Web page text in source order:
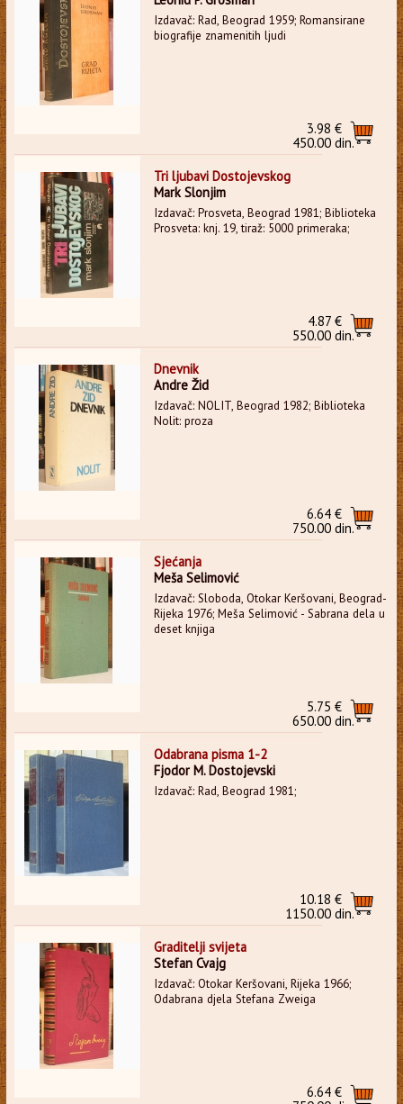
Izdavač: Rad, Beograd 1959; Romansirane
biografije znamenitih ljudi
3.98 €
450.00 din.
Tri ljubavi Dostojevskog
Mark Slonjim
Izdavač: Prosveta, Beograd 1981; Biblioteka
Prosveta: knj. 19, tiraž: 5000 primeraka;
4.87 €
550.00 din.
Dnevnik
Andre Žid
Izdavač: NOLIT, Beograd 1982; Biblioteka
Nolit: proza
6.64 €
750.00 din.
Sjećanja
Meša Selimović
Izdavač: Sloboda, Otokar Keršovani, Beograd-
Rijeka 1976; Meša Selimović - Sabrana dela u
deset knjiga
5.75 €
650.00 din.
Odabrana pisma 1-2
Fjodor M. Dostojevski
Izdavač: Rad, Beograd 1981;
10.18 €
1150.00 din.
Graditelji svijeta
Stefan Cvajg
Izdavač: Otokar Keršovani, Rijeka 1966;
Odabrana djela Stefana Zweiga
6.64 €